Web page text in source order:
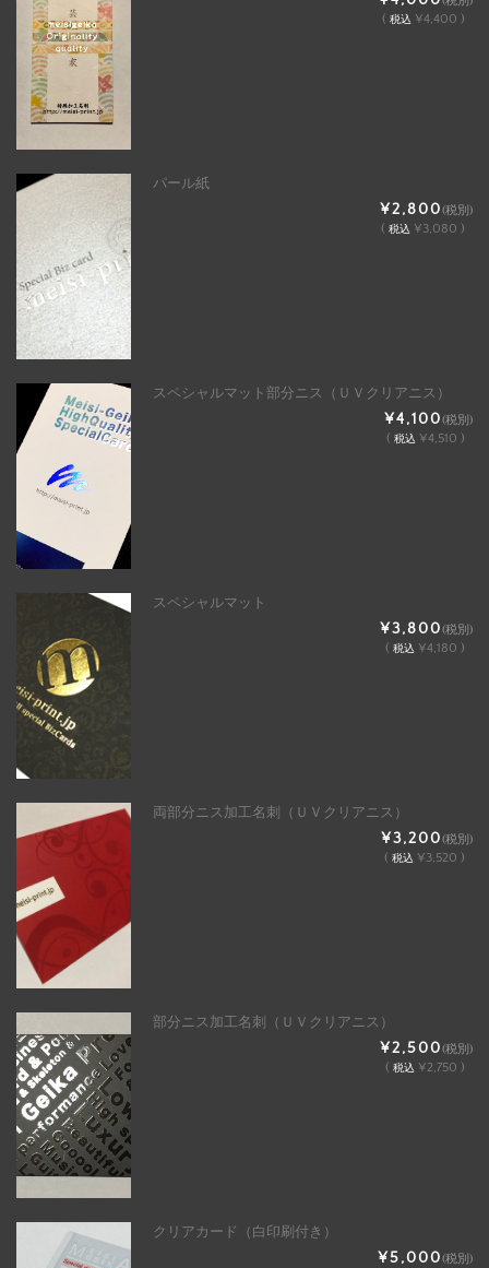
( 税込 ¥4,400 )
パール紙
¥2,800(税別)
( 税込 ¥3,080 )
スペシャルマット部分ニス（ＵＶクリアニス）
¥4,100(税別)
( 税込 ¥4,510 )
スペシャルマット
¥3,800(税別)
( 税込 ¥4,180 )
両部分ニス加工名刺（ＵＶクリアニス）
¥3,200(税別)
( 税込 ¥3,520 )
部分ニス加工名刺（ＵＶクリアニス）
¥2,500(税別)
( 税込 ¥2,750 )
クリアカード（白印刷付き）
¥5,000(税別)